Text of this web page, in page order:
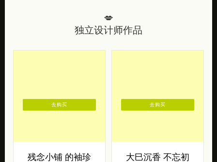
💋
独立设计师作品
残念小铺 的袖珍
去购买
大巳沉香 不忘初
去购买